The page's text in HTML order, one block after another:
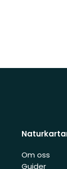
Om oss
Guider